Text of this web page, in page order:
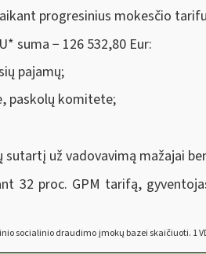
progresinius mokesčio
* suma − 126 532,80 Eur:
pajamų;
paskolų komitete;
už vadovavimą mažajai
32 proc. GPM tarifą,
draudimo įmokų bazei skaičiuoti. 1